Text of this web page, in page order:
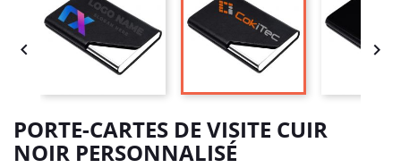
 
PORTE-CARTES DE VISITE CUIR
NOIR PERSONNALISÉ